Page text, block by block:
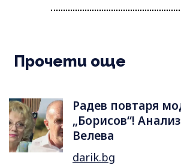
Прочети още
Радев повтаря
„Борисов“!
Велева
darik.bg